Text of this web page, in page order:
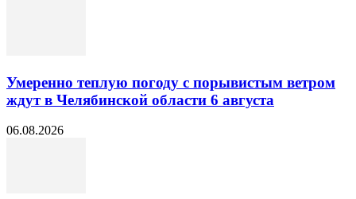
Умеренно теплую погоду с порывистым ветром
ждут в Челябинской области 6 августа
06.08.2026